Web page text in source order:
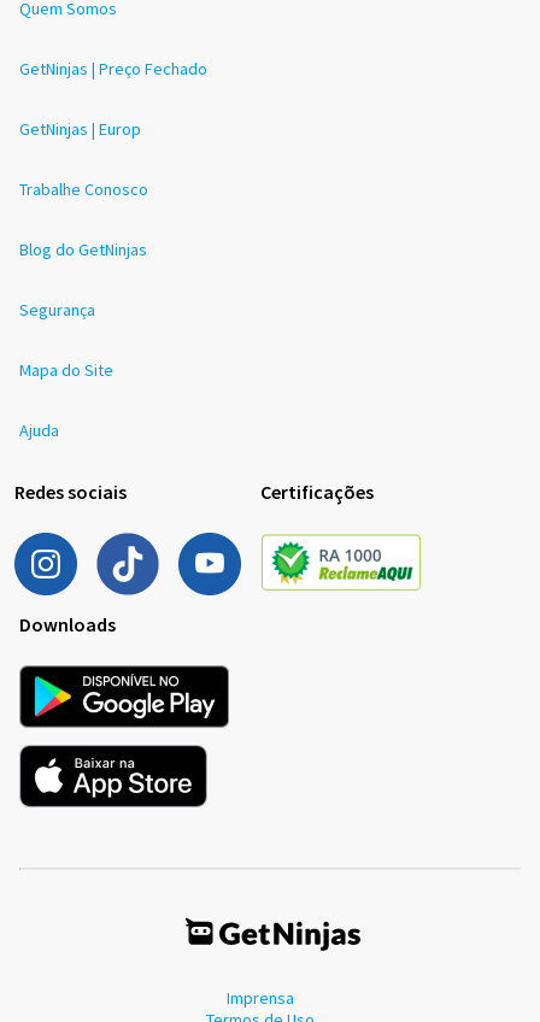
Quem Somos
GetNinjas | Preço Fechado
GetNinjas | Europ
Trabalhe Conosco
Blog do GetNinjas
Segurança
Mapa do Site
Ajuda
Redes sociais Certificações
Downloads
Imprensa